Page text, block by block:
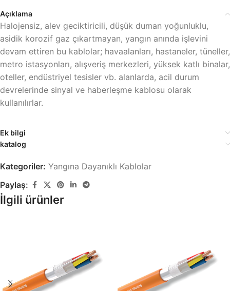
Açıklama
Halojensiz, alev geciktiricili, düşük duman yoğunluklu,
asidik korozif gaz çıkartmayan, yangın anında işlevini
devam ettiren bu kablolar; havaalanları, hastaneler, tüneller,
metro istasyonları, alışveriş merkezleri, yüksek katlı binalar,
oteller, endüstriyel tesisler vb. alanlarda, acil durum
devrelerinde sinyal ve haberleşme kablosu olarak
kullanılırlar.
Ek bilgi
katalog
Kategoriler: Yangına Dayanıklı Kablolar
Paylaş:
İlgili ürünler